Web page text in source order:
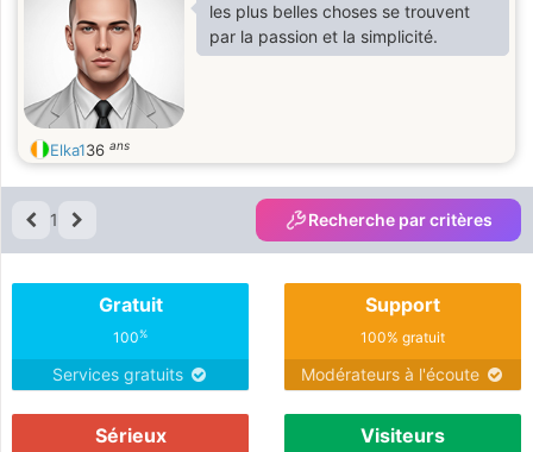
les plus belles choses se trouvent
par la passion et la simplicité.
Elka136 ans
1 Recherche par critères
Gratuit
100%
Services gratuits
Support
100% gratuit
Modérateurs à l'écoute
Sérieux Visiteurs